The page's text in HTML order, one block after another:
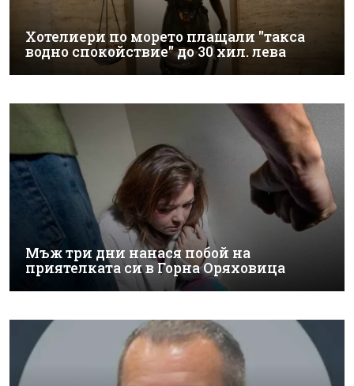
Хотелиери по морето плащали "такса
водно спокойствие" до 30 хил. лева
Мъж три дни нанася побой на
приятелката си в Горна Оряховица